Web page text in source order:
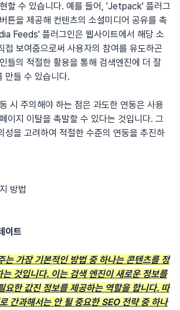
할 수 있습니다. 예를 들어, 'Jetpack' 플러그
튼을 제공해 컨텐츠의 소셜미디어 공유를 촉
Feeds' 플러그인은 웹사이트에서 해당 소
접 보여줌으로써 사용자의 참여를 유도하곤
들의 적절한 활용을 통해 검색엔진에 더 잘
만들 수 있습니다.
시 주의해야 하는 점은 과도한 연동은 사용
이지 이탈을 촉발할 수 있다는 것입니다. 그
성을 고려하여 적절한 수준의 연동을 추진하
방법
이트
는 가장 기본적인 방법 중 하나는 콘텐츠를 정
것입니다. 이는 검색 엔진이 새로운 정보를
요한 값진 정보를 제공하는 역할을 합니다. 따
간과해서는 안 될 중요한 SEO 전략 중 하나